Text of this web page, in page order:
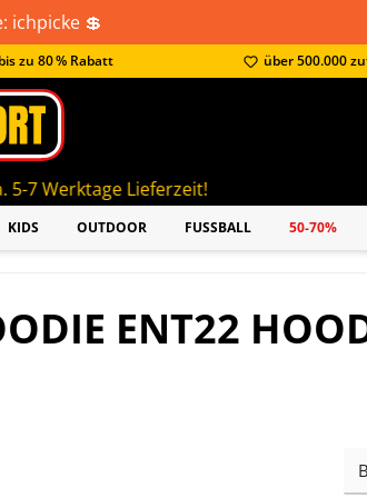
ichpicke 💲
zu 80 % Rabatt über 500.000
Werktage Lieferzeit!
KIDS OUTDOOR FUSSBALL 50-70%
ENT22